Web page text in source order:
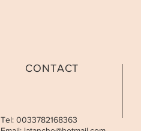
CONTACT
Tel: 0033782168363